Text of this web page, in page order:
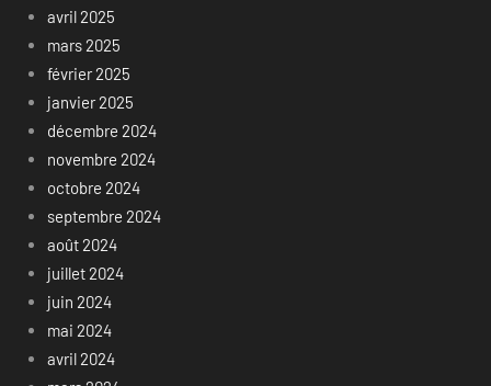
avril 2025
mars 2025
février 2025
janvier 2025
décembre 2024
novembre 2024
octobre 2024
septembre 2024
août 2024
juillet 2024
juin 2024
mai 2024
avril 2024